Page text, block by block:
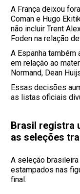
A França deixou
Coman e Hugo
não incluir Trent
Foden na relação
A Espanha
em relação ao
Normand, Dean
Essas decisões
as listas oficiais
Brasil registra
as seleções
A seleção
estampados nas
final.